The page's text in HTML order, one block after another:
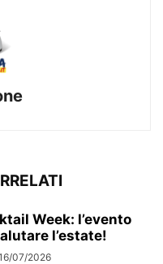
Week: l’evento
l’estate!
07/2026